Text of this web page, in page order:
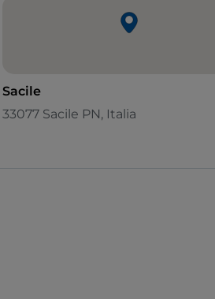
Sacile
33077 Sacile PN, Italia